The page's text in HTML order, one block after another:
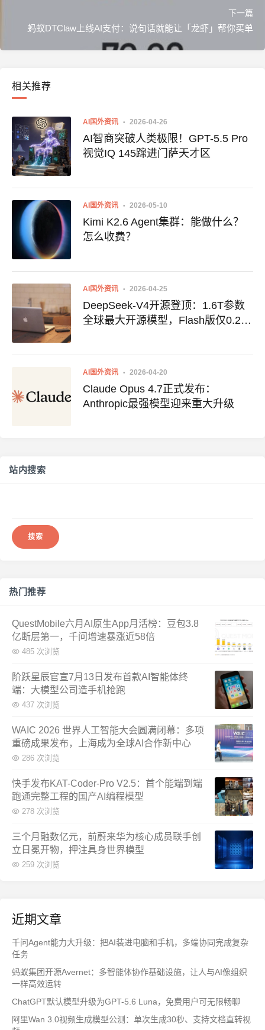
下一篇
蚂蚁DTClaw上线AI支付：说句话就能让「龙虾」帮你买单
相关推荐
AI国外资讯 2026-04-26
AI智商突破人类极限！GPT-5.5 Pro
视觉IQ 145蹿进门萨天才区
AI国外资讯 2026-05-10
Kimi K2.6 Agent集群：能做什么？
怎么收费？
AI国外资讯 2026-04-25
DeepSeek-V4开源登顶：1.6T参数
全球最大开源模型，Flash版仅0.28
AI国外资讯 2026-04-20
Claude Opus 4.7正式发布：
Anthropic最强模型迎来重大升级
站内搜索
热门推荐
QuestMobile六月AI原生App月活榜：豆包3.8
亿断层第一，千问增速暴涨近58倍
485 次浏览
阶跃星辰官宣7月13日发布首款AI智能体终
端：大模型公司造手机抢跑
437 次浏览
WAIC 2026 世界人工智能大会圆满闭幕：多项
重磅成果发布，上海成为全球AI合作新中心
286 次浏览
快手发布KAT-Coder-Pro V2.5：首个能端到端
跑通完整工程的国产AI编程模型
278 次浏览
三个月融数亿元，前蔚来华为核心成员联手创
立日冕开物，押注具身世界模型
259 次浏览
近期文章
千问Agent能力大升级：把AI装进电脑和手机，多端协同完成复杂
任务
蚂蚁集团开源Avernet：多智能体协作基础设施，让人与AI像组织
一样高效运转
ChatGPT默认模型升级为GPT-5.6 Luna，免费用户可无限畅聊
阿里Wan 3.0视频生成模型公测：单次生成30秒、支持文档直转视